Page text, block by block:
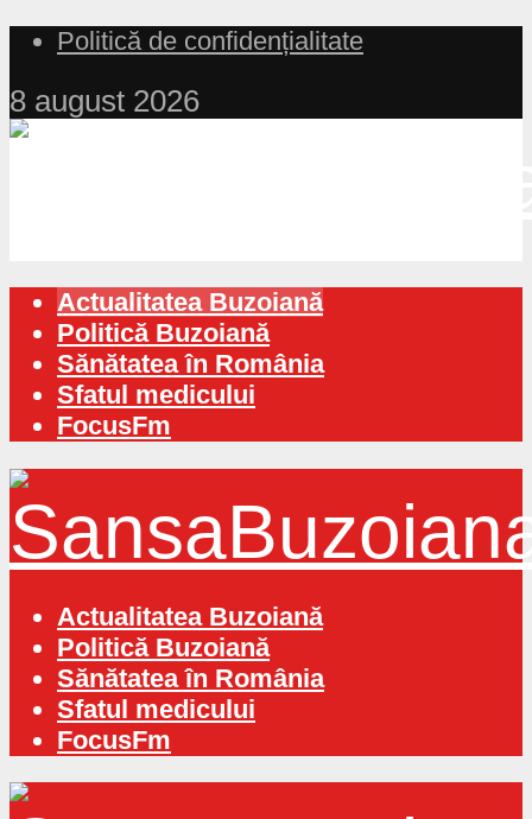
Politică de confidențialitate
8 august 2026
Actualitatea Buzoiană
Politică Buzoiană
Sănătatea în România
Sfatul medicului
FocusFm
Actualitatea Buzoiană
Politică Buzoiană
Sănătatea în România
Sfatul medicului
FocusFm